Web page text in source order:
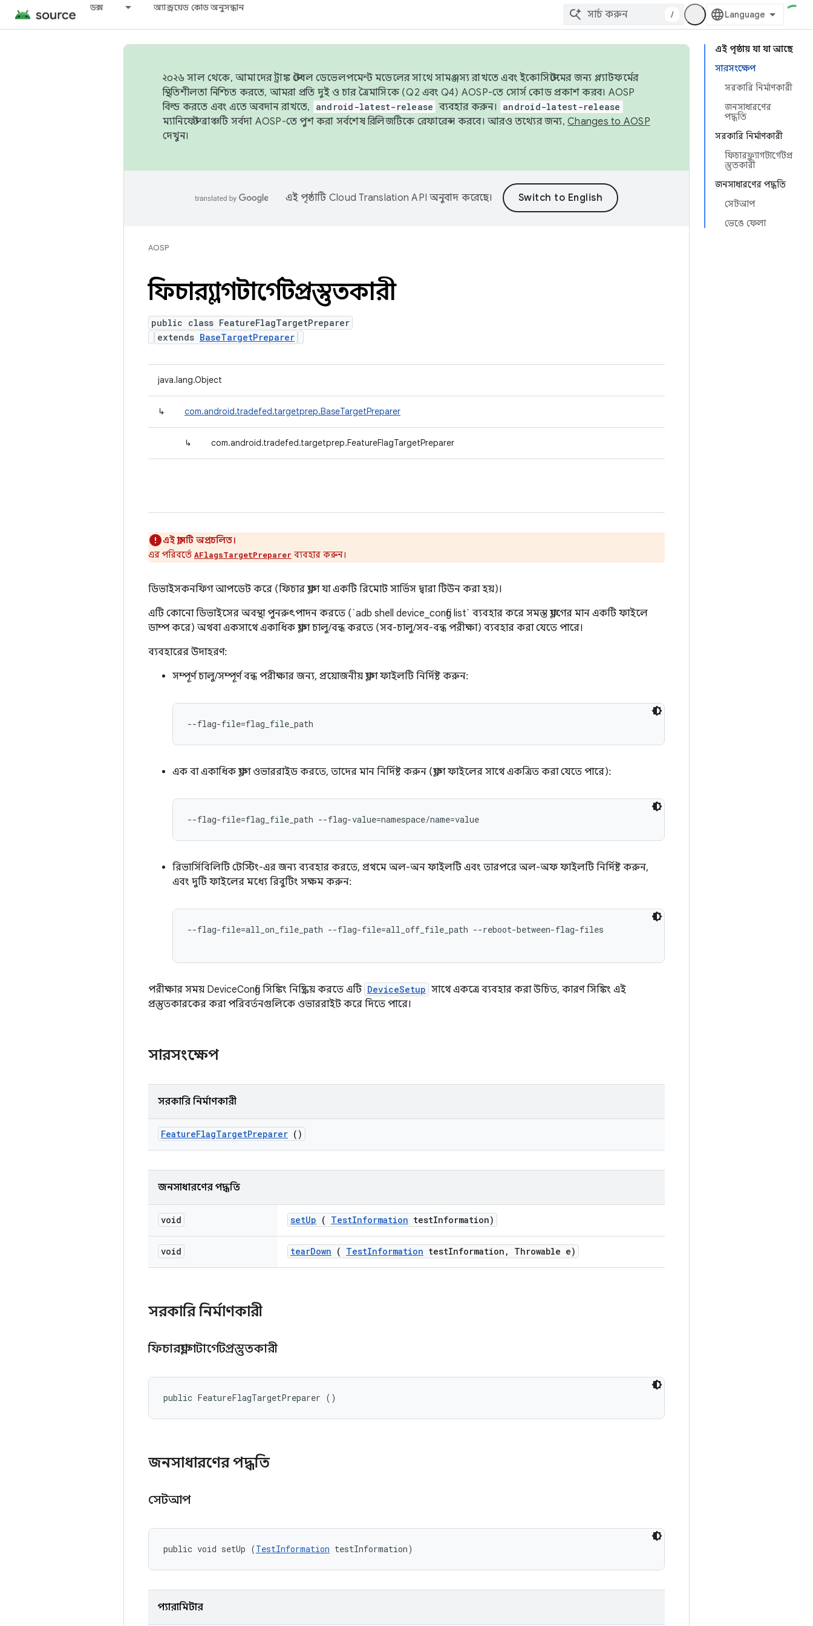
ডক্স অ্যান্ড্রয়েড কোড অনুসন্ধান
/
এই পৃষ্ঠায় যা যা আছে
সারসংক্ষেপ
সরকারি নির্মাণকারী
জনসাধারণের
পদ্ধতি
সরকারি নির্মাণকারী
ফিচারফ্ল্যাগটার্গেটপ্র
স্তুতকারী
জনসাধারণের পদ্ধতি
সেটআপ
ভেঙে ফেলা
২০২৬ সাল থেকে, আমাদের ট্রাঙ্ক স্টেবল ডেভেলপমেন্ট মডেলের সাথে সামঞ্জস্য রাখতে এবং ইকোসিস্টেমের জন্য প্ল্যাটফর্মের
স্থিতিশীলতা নিশ্চিত করতে, আমরা প্রতি দুই ও চার ত্রৈমাসিকে (Q2 এবং Q4) AOSP-তে সোর্স কোড প্রকাশ করব। AOSP
বিল্ড করতে এবং এতে অবদান রাখতে,
android-latest-release ব্যবহার করুন। android-latest-release
ম্যানিফেস্ট ব্রাঞ্চটি সর্বদা AOSP-তে পুশ করা সর্বশেষ রিলিজটিকে রেফারেন্স করবে। আরও তথ্যের জন্য, Changes to AOSP
দেখুন।
এই পৃষ্ঠাটি Cloud Translation API অনুবাদ করেছে।
AOSP
ফিচারফ্ল্যাগটার্গেটপ্রস্তুতকারী
public class FeatureFlagTargetPreparer
extends BaseTargetPreparer
java.lang.Object
↳ com.android.tradefed.targetprep.BaseTargetPreparer
↳ com.android.tradefed.targetprep.FeatureFlagTargetPreparer
এই ক্লাসটি অপ্রচলিত।
এর পরিবর্তে AFlagsTargetPreparer ব্যবহার করুন।
ডিভাইসকনফিগ আপডেট করে (ফিচার ফ্ল্যাগ যা একটি রিমোট সার্ভিস দ্বারা টিউন করা হয়)।
এটি কোনো ডিভাইসের অবস্থা পুনরুৎপাদন করতে (`adb shell device_config list` ব্যবহার করে সমস্ত ফ্ল্যাগের মান একটি ফাইলে
ডাম্প করে) অথবা একসাথে একাধিক ফ্ল্যাগ চালু/বন্ধ করতে (সব-চালু/সব-বন্ধ পরীক্ষা) ব্যবহার করা যেতে পারে।
ব্যবহারের উদাহরণ:
সম্পূর্ণ চালু/সম্পূর্ণ বন্ধ পরীক্ষার জন্য, প্রয়োজনীয় ফ্ল্যাগ ফাইলটি নির্দিষ্ট করুন:
--flag-file=flag_file_path
এক বা একাধিক ফ্ল্যাগ ওভাররাইড করতে, তাদের মান নির্দিষ্ট করুন (ফ্ল্যাগ ফাইলের সাথে একত্রিত করা যেতে পারে):
--flag-file=flag_file_path --flag-value=namespace/name=value
রিভার্সিবিলিটি টেস্টিং-এর জন্য ব্যবহার করতে, প্রথমে অল-অন ফাইলটি এবং তারপরে অল-অফ ফাইলটি নির্দিষ্ট করুন,
এবং দুটি ফাইলের মধ্যে রিবুটিং সক্ষম করুন:
--flag-file=all_on_file_path --flag-file=all_off_file_path --reboot-between-flag-files
পরীক্ষার সময় DeviceConfig সিঙ্কিং নিষ্ক্রিয় করতে এটি DeviceSetup সাথে একত্রে ব্যবহার করা উচিত, কারণ সিঙ্কিং এই
প্রস্তুতকারকের করা পরিবর্তনগুলিকে ওভাররাইট করে দিতে পারে।
সারসংক্ষেপ
সরকারি নির্মাণকারী
FeatureFlagTargetPreparer ()
জনসাধারণের পদ্ধতি
void setUp ( TestInformation testInformation)
void tearDown ( TestInformation testInformation , Throwable e)
সরকারি নির্মাণকারী
ফিচারফ্ল্যাগটার্গেটপ্রস্তুতকারী
public FeatureFlagTargetPreparer ()
জনসাধারণের পদ্ধতি
সেটআপ
public void setUp (TestInformation testInformation)
প্যারামিটার